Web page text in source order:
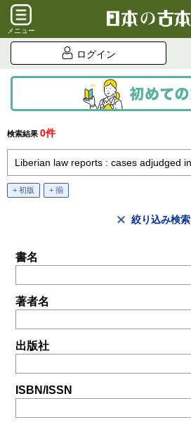
メニュー
ログイン
検索結果 0件
+ 初版 + 揃
絞り込み検索
書名
著者名
出版社
ISBN/ISSN